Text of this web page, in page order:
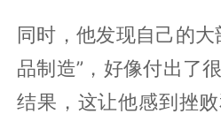
同时，他发现自己的
品制造”，好像付出了
结果，这让他感到挫